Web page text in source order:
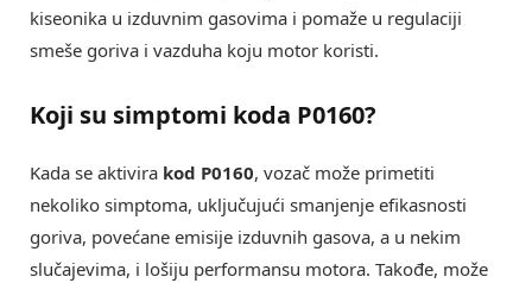
kiseonika u izduvnim gasovima i pomaže u regulaciji
smeše goriva i vazduha koju motor koristi.
Koji su simptomi koda P0160?
Kada se aktivira kod P0160, vozač može primetiti
nekoliko simptoma, uključujući smanjenje efikasnosti
goriva, povećane emisije izduvnih gasova, a u nekim
slučajevima, i lošiju performansu motora. Takođe, može